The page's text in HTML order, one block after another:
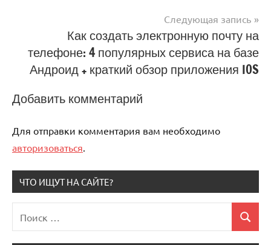
Следующая запись
Как создать электронную почту на
телефоне: 4 популярных сервиса на базе
Андроид + краткий обзор приложения IOS
Добавить комментарий
Для отправки комментария вам необходимо
авторизоваться.
ЧТО ИЩУТ НА САЙТЕ?
для:
Поиск